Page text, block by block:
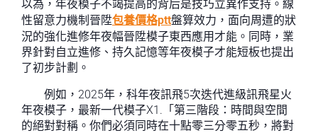
以為，年夜模子不竭提高的背后是技巧立異作支持。線
性留意力機制晉陞包養價格ptt盤算效力，面向周遭的狀
況的強化進修年夜幅晉陞模子東西應用才能。同時，業
界針對自立進修、持久記憶等年夜模子才能短板也提出
了初步計劃。
例如，2025年，科年夜訊飛5次迭代進級訊飛星火
年夜模子，最新一代模子X1.「第三階段：時間與空間
的絕對對稱。你們必須同時在十點零三分零五秒，將對